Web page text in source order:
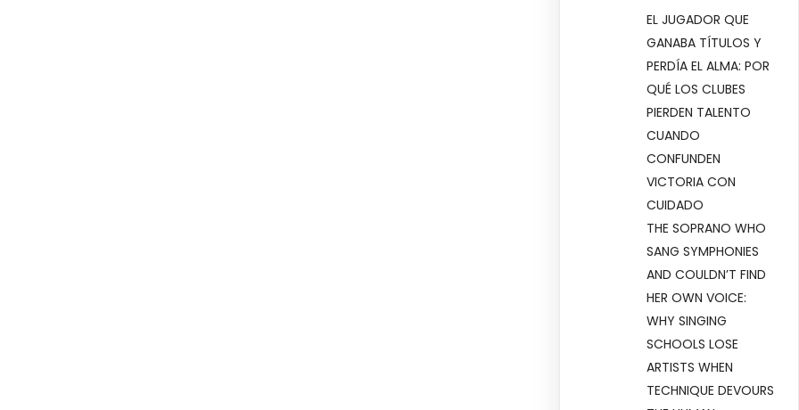
EL JUGADOR QUE
GANABA TÍTULOS Y
PERDÍA EL ALMA: POR
QUÉ LOS CLUBES
PIERDEN TALENTO
CUANDO
CONFUNDEN
VICTORIA CON
CUIDADO
THE SOPRANO WHO
SANG SYMPHONIES
AND COULDN’T FIND
HER OWN VOICE:
WHY SINGING
SCHOOLS LOSE
ARTISTS WHEN
TECHNIQUE DEVOURS